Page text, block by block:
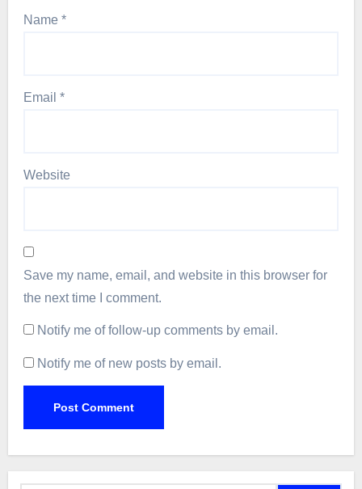
Name *
Email *
Website
Save my name, email, and website in this browser for
the next time I comment.
Notify me of follow-up comments by email.
Notify me of new posts by email.